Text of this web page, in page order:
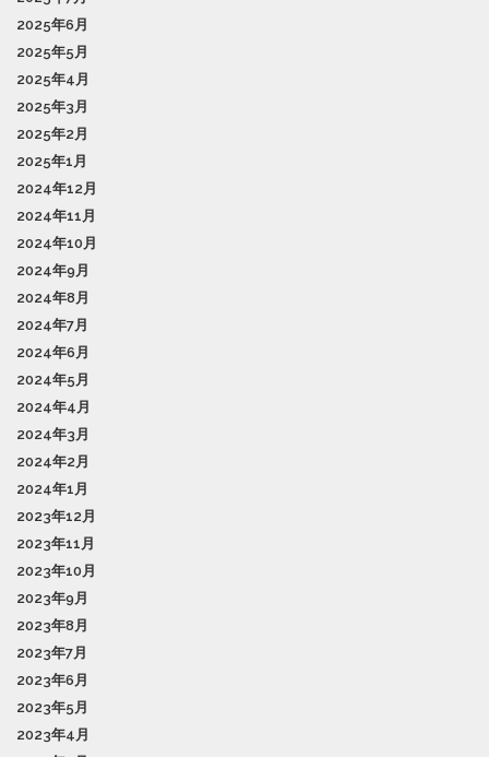
2025年6月
2025年5月
2025年4月
2025年3月
2025年2月
2025年1月
2024年12月
2024年11月
2024年10月
2024年9月
2024年8月
2024年7月
2024年6月
2024年5月
2024年4月
2024年3月
2024年2月
2024年1月
2023年12月
2023年11月
2023年10月
2023年9月
2023年8月
2023年7月
2023年6月
2023年5月
2023年4月